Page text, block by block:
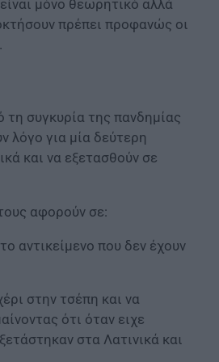
μόνο θεωρητικό αλλά
πρέπει προφανώς οι
τη συγκυρία της πανδημίας
λόγο για μία δεύτερη
και να εξετασθούν σε
αφορούν σε:
αντικείμενο που δεν έχουν
στην τσέπη και να
ότι όταν ειχε
στα Λατινικά και